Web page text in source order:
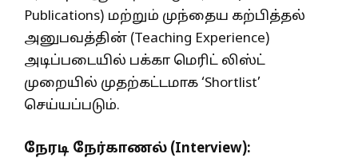
Publications) மற்றும் முந்தைய கற்பித்தல்
அனுபவத்தின் (Teaching Experience)
அடிப்படையில் பக்கா மெரிட் லிஸ்ட்
முறையில் முதற்கட்டமாக ‘Shortlist’
செய்யப்படும்.
நேரடி நேர்காணல் (Interview):